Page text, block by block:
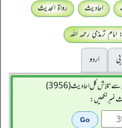
احادیث
رواۃ الحدیث
ترمذی رحمہ اللہ
اردو
تلاش کل احادیث (3956)
نمبر لکھیں: